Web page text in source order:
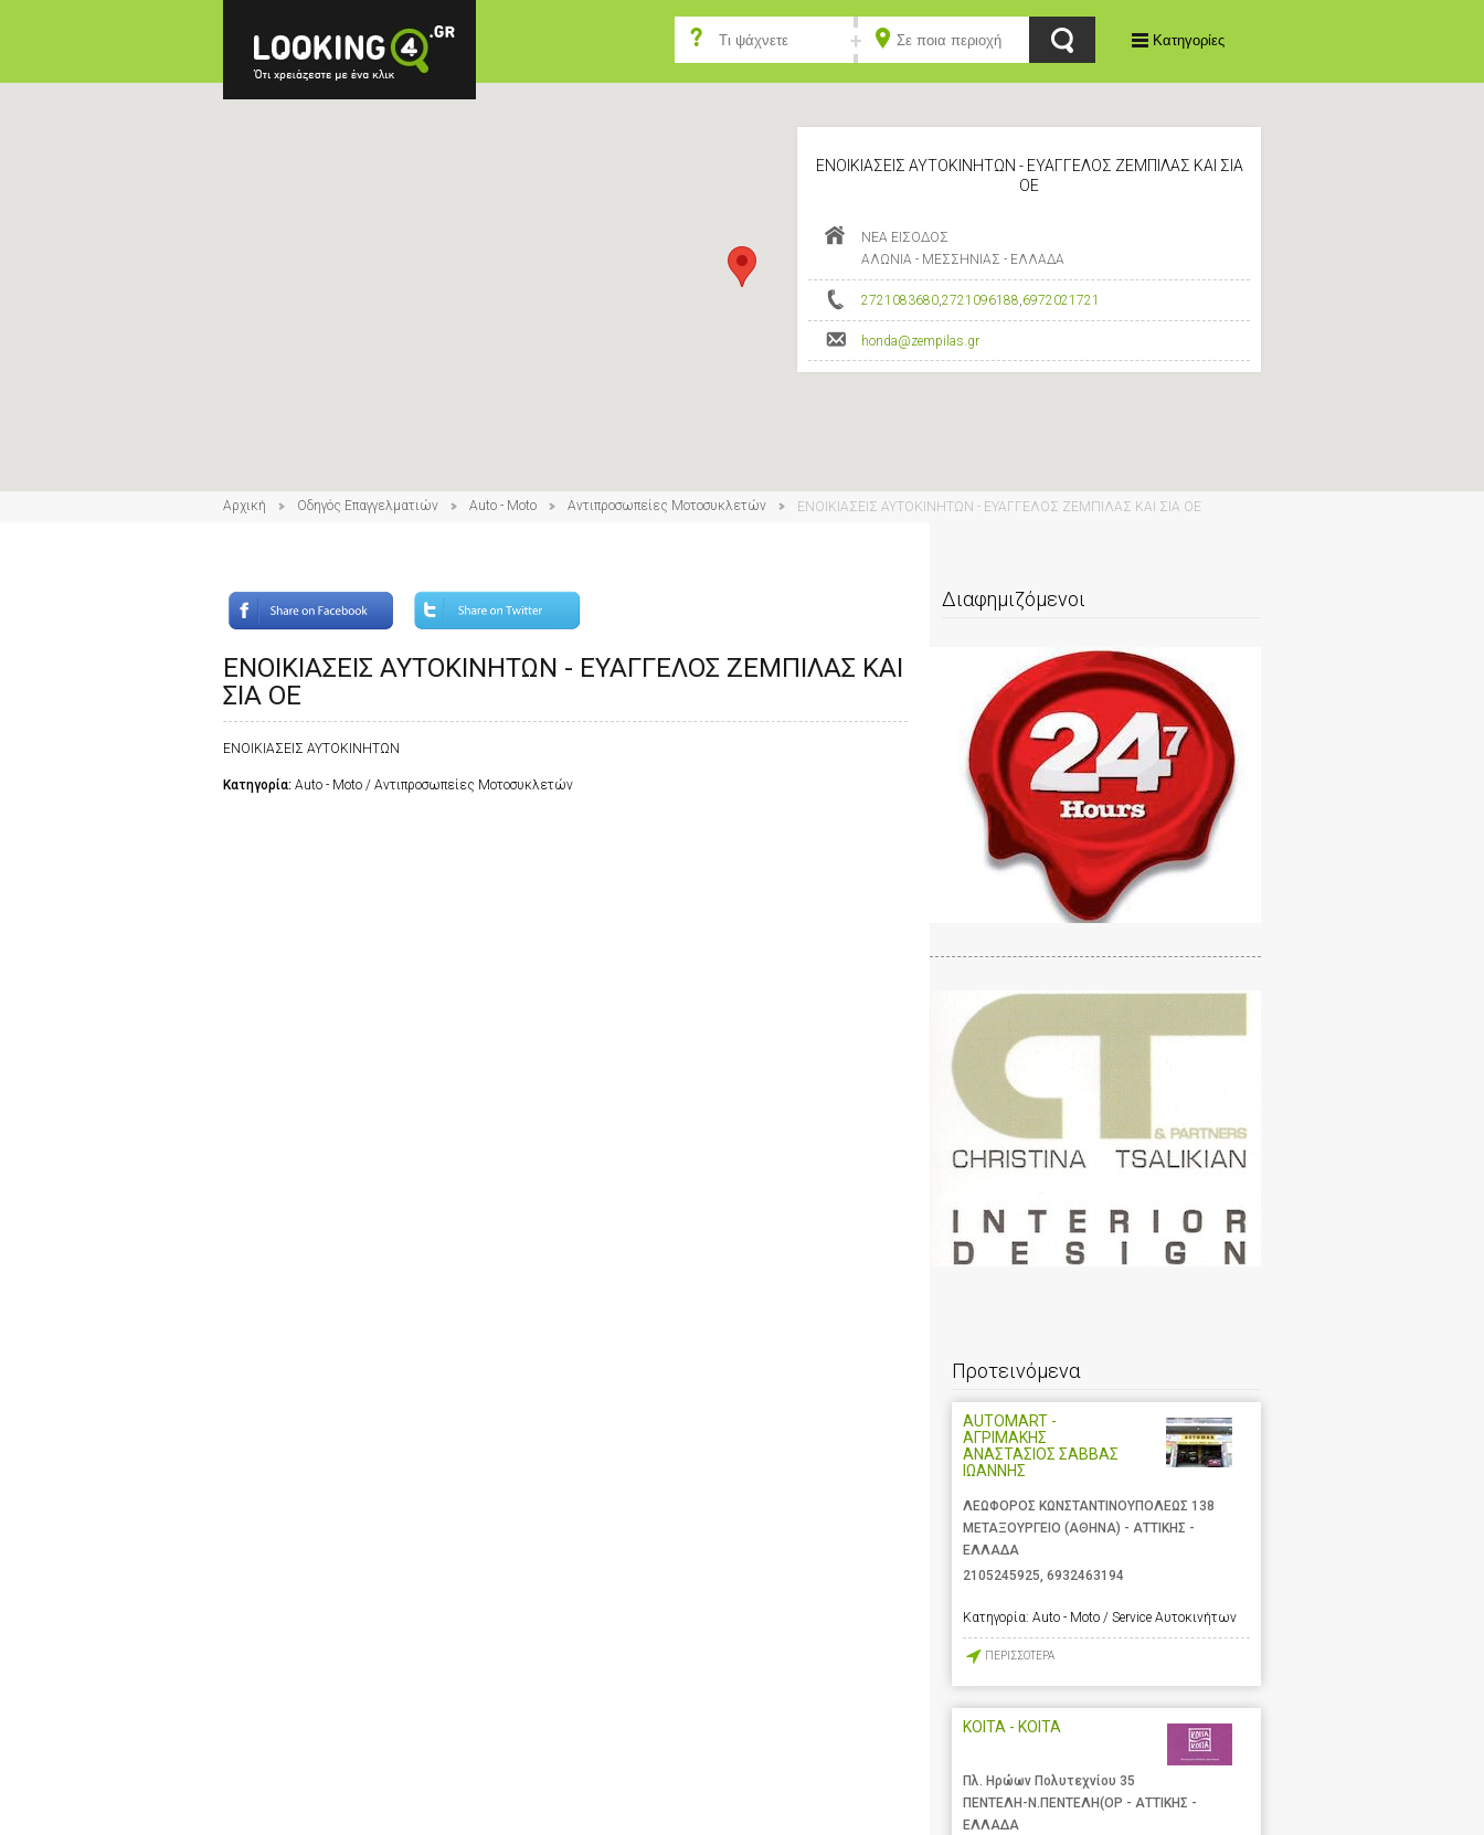
Κατηγορίες
ΕΝΟΙΚΙΑΣΕΙΣ ΑΥΤΟΚΙΝΗΤΩΝ - ΕΥΑΓΓΕΛΟΣ ΖΕΜΠΙΛΑΣ ΚΑΙ ΣΙΑ
ΟΕ
ΝΕΑ ΕΙΣΟΔΟΣ
ΑΛΩΝΙΑ - ΜΕΣΣΗΝΙΑΣ - ΕΛΛΑΔΑ
2721083680 2721096188 6972021721
honda@zempilas.gr
Αρχική Οδηγός Επαγγελματιών Auto - Moto Αντιπροσωπείες Μοτοσυκλετών ΕΝΟΙΚΙΑΣΕΙΣ ΑΥΤΟΚΙΝΗΤΩΝ - ΕΥΑΓΓΕΛΟΣ ΖΕΜΠΙΛΑΣ ΚΑΙ ΣΙΑ ΟΕ
ΕΝΟΙΚΙΑΣΕΙΣ ΑΥΤΟΚΙΝΗΤΩΝ - ΕΥΑΓΓΕΛΟΣ ΖΕΜΠΙΛΑΣ ΚΑΙ
ΣΙΑ ΟΕ
ΕΝΟΙΚΙΑΣΕΙΣ ΑΥΤΟΚΙΝΗΤΩΝ
Κατηγορία: Auto - Moto / Αντιπροσωπείες Μοτοσυκλετών
Διαφημιζόμενοι
Προτεινόμενα
AUTOMART -
ΑΓΡΙΜΑΚΗΣ
ΑΝΑΣΤΑΣΙΟΣ ΣΑΒΒΑΣ
ΙΩΑΝΝΗΣ
ΛΕΩΦΟΡΟΣ ΚΩΝΣΤΑΝΤΙΝΟΥΠΟΛΕΩΣ 138
ΜΕΤΑΞΟΥΡΓΕΙΟ (ΑΘΗΝΑ) - ΑΤΤΙΚΗΣ -
ΕΛΛΑΔΑ
2105245925 6932463194
Κατηγορία: Auto - Moto / Service Αυτοκινήτων
ΠΕΡΙΣΣΟΤΕΡΑ
ΚΟΙΤΑ - ΚΟΙΤΑ
Πλ. Ηρώων Πολυτεχνίου 35
ΠΕΝΤΕΛΗ-Ν.ΠΕΝΤΕΛΗ(ΟΡ - ΑΤΤΙΚΗΣ -
ΕΛΛΑΔΑ